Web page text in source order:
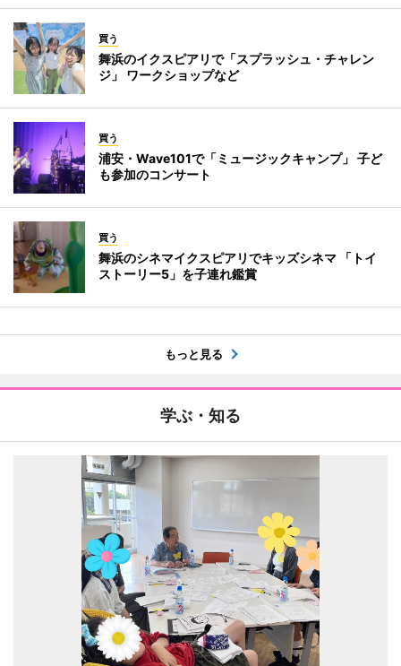
買う
舞浜のイクスピアリで「スプラッシュ・チャレン
ジ」 ワークショップなど
買う
浦安・Wave101で「ミュージックキャンプ」 子ど
も参加のコンサート
買う
舞浜のシネマイクスピアリでキッズシネマ 「トイ
ストーリー5」を子連れ鑑賞
もっと見る
学ぶ・知る